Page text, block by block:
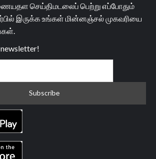
செய்திமடலைப் பெற்று எப்போதும்
இருக்க உங்கள் மின்னஞ்சல் முகவரியை